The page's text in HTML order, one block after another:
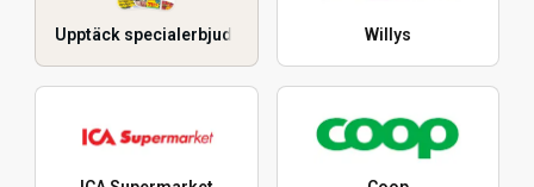
Upptäck specialerbjudanden Willys